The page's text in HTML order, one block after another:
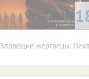
Зловещие мертвецы: